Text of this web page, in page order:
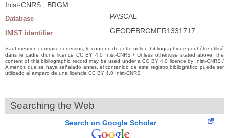
Inist-CNRS ; BRGM
Database PASCAL
INIST identifier GEODEBRGMFR1331717
Sauf mention contraire ci-dessus, le contenu de cette notice bibliographique peut être utilisé
dans le cadre d’une licence CC BY 4.0 Inist-CNRS / Unless otherwise stated above, the
content of this bibliographic record may be used under a CC BY 4.0 licence by Inist-CNRS /
A menos que se haya señalado antes, el contenido de este registro bibliográfico puede ser
utilizado al amparo de una licencia CC BY 4.0 Inist-CNRS
Searching the Web
Search on Google Scholar